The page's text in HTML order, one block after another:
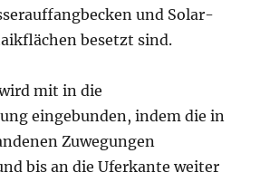
und Solar-
besetzt sind.
mit in die
eingebunden, indem die in
Zuwegungen
bis an die Uferkante weiter